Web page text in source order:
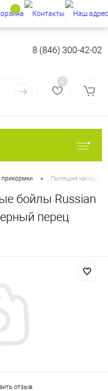
8 (846) 300-42-02
0
прикормки • Пылящие
бойлы Russian
перец
отзыв
0